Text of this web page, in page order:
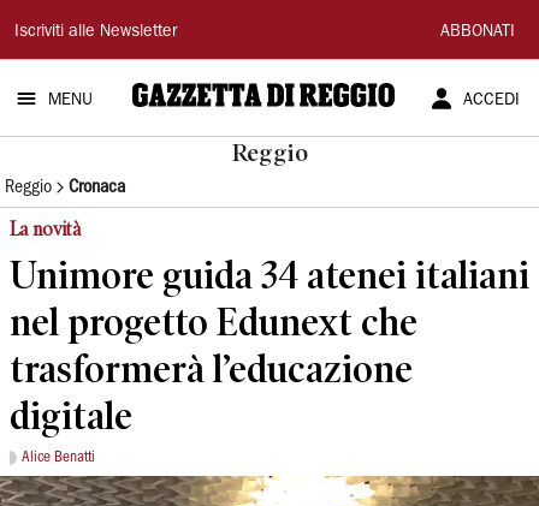
Gazzetta
di
Reggio
Iscriviti alle Newsletter ABBONATI
MENU ACCEDI
Reggio
Reggio Cronaca
La novità
Unimore guida 34 atenei italiani
nel progetto Edunext che
trasformerà l’educazione
digitale
Alice Benatti